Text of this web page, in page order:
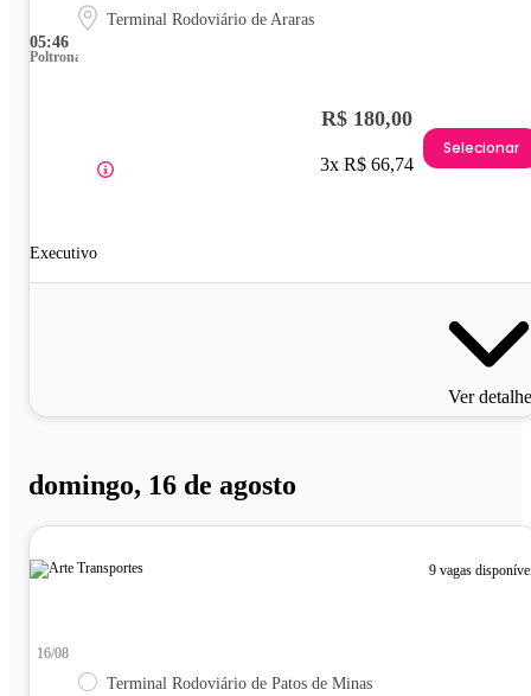
05:46
Terminal Rodoviário de Araras
Poltrona
Executivo
R$ 180,00
3x R$ 66,74
Selecionar
Ver
domingo, 16 de agosto
9 vagas
16/08
Terminal Rodoviário de Patos de Minas